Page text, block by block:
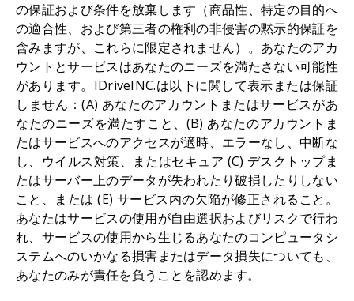
の保証および条件を放棄します（商品性、特定の目的へ
の適合性、および第三者の権利の非侵害の黙示的保証を
含みますが、これらに限定されません）。あなたのアカ
ウントとサービスはあなたのニーズを満たさない可能性
があります。IDriveINC.は以下に関して表示または保証
しません：(A) あなたのアカウントまたはサービスがあ
なたのニーズを満たすこと、(B) あなたのアカウントま
たはサービスへのアクセスが適時、エラーなし、中断な
し、ウイルス対策、またはセキュア (C) デスクトップま
たはサーバー上のデータが失われたり破損したりしない
こと、または (E) サービス内の欠陥が修正されること。
あなたはサービスの使用が自由選択およびリスクで行わ
れ、サービスの使用から生じるあなたのコンピュータシ
ステムへのいかなる損害またはデータ損失についても、
あなたのみが責任を負うことを認めます。